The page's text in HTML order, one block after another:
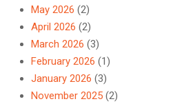
May 2026 (2)
April 2026 (2)
March 2026 (3)
February 2026 (1)
January 2026 (3)
November 2025 (2)